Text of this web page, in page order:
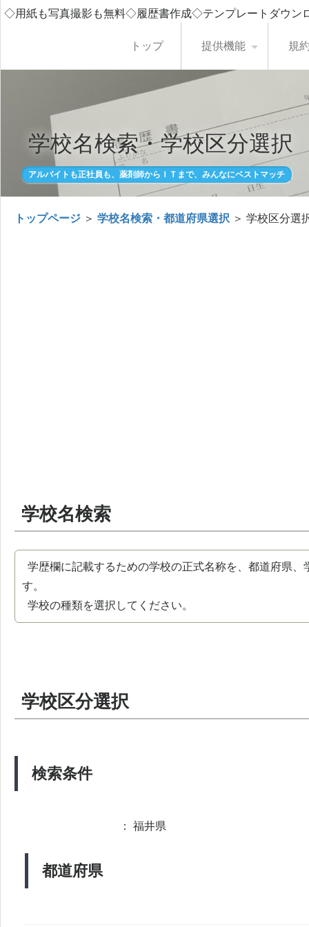
◇用紙も写真撮影も無料◇履歴書作成◇テンプレートダウ
トップ 提供機能 規
学校名検索・学校区分選択
アルバイトも正社員も、薬剤師からＩＴまで、みんなにベストマッチ
トップページ ＞ 学校名検索・都道府県選択 ＞ 学校区分選
学校名検索
学歴欄に記載するための学校の正式名称を、都道府県
す。
学校の種類を選択してください。
学校区分選択
検索条件
都道府県
： 福井県